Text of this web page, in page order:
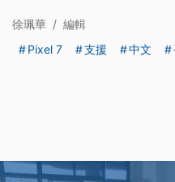
徐珮華 / 編輯
Pixel 7
支援 中文